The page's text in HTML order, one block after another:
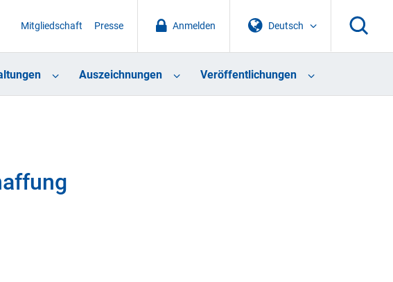
Deutsch
Anmelden
Mitgliedschaft Presse
Auszeichnungen Veröffentlichungen